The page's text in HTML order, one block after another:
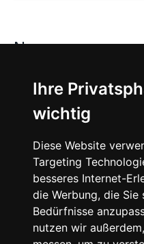
Ihre
wichtig
Diese Website
Targeting
besseres Internet-
die Werbung, die Sie
Bedürfnisse
nutzen wir
News
About
Instagram
Facebook